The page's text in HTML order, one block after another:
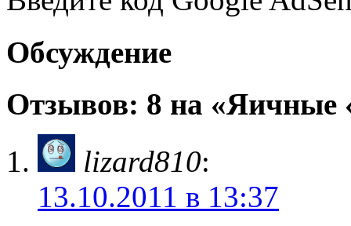
Обсуждение
Отзывов: 8 на «Яичные
lizard810:
13.10.2011 в 13:37